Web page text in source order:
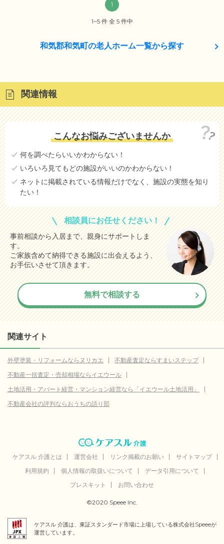
1
1~5 件 全 5 件中
和気郡和気町の老人ホーム一覧から探す
関連情報
こんなお悩みございませんか
何を調べたらいいかわからない！
いろいろ見てもどの施設がいいのかわからない！
ネットに掲載されている情報だけでなく、施設の実態を知り
たい！
相談員にお任せください！
事前相談から入居まで、親身にサポートしま
す。
ご家族含めて納得できる施設に出会えるよう、
お手伝いさせて頂きます。
無料で相談する
関連サイト
外壁塗装・リフォームならヌリカエ
不動産査定ならすまいステップ
不動産一括査定・売却相場ならイエウール
土地活用・アパート経営・マンション経営なら「イエウール土地活用」
不動産会社の評判ならおうちの語り部
ケアスル 介護とは 運営会社 リンク掲載のお願い
サイトマップ
利用規約
個人情報の取扱いについて
データ引用について
プレスキット
お問い合わせ
©2020 Speee Inc.
ケアスル 介護は、東証スタンダード市場に上場している株式会社Speeeが
運営しています。